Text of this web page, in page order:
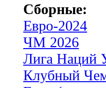
Сборные:
Евро-2024
ЧМ 2026
Лига Наций
Клубный